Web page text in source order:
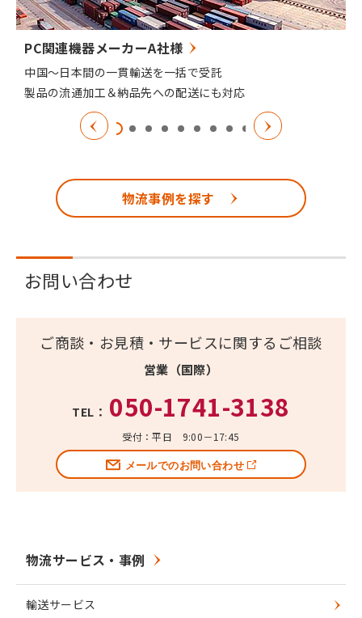
PC関連機器メーカーA社様
中国～日本間の一貫輸送を一括で受託
製品の流通加工＆納品先への配送にも対応
物流事例を探す
お問い合わせ
ご商談・お見積・サービスに関するご相談
営業（国際）
TEL： 050-1741-3138
受付：平日 9:00－17:45
メールでのお問い合わせ
物流サービス・事例
輸送サービス